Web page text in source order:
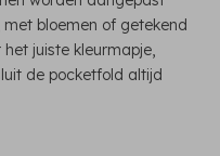
bloemen of getekend
juiste kleurmapje,
de pocketfold altijd